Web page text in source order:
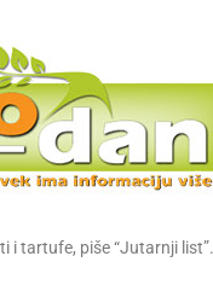
i tartufe, piše “Jutarnji list”.